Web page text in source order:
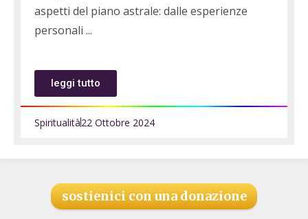
aspetti del piano astrale: dalle esperienze
personali
leggi tutto
Spiritualità22 Ottobre 2024
sostienici con una donazione